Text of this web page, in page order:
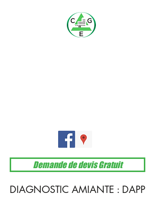
Demande de devis Gratuit
DIAGNOSTIC AMIANTE : DAPP